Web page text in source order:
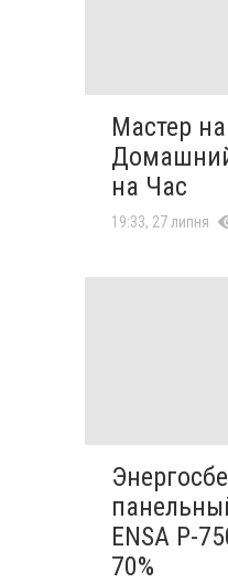
Мастер
на Час
19:33, 27 липня
ENSA Р-
70%